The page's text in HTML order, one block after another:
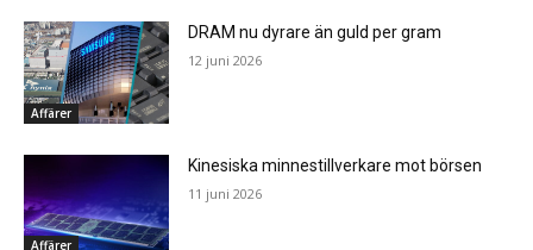
Affärer
DRAM nu dyrare än guld per gram
12 juni 2026
Affärer
Kinesiska minnestillverkare mot börsen
11 juni 2026